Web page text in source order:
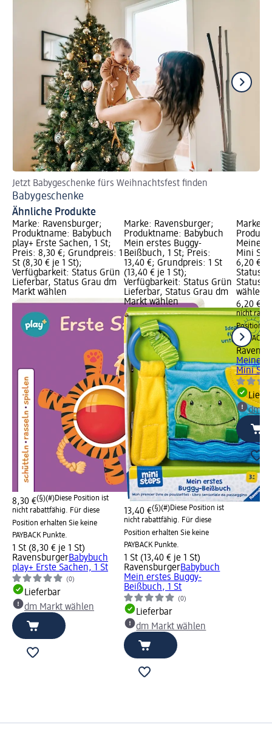
Jetzt Babygeschenke fürs Weihnachtsfest finden
Babygeschenke
Ähnliche Produkte
Marke: Ravensburger;
Produktname: Babybuch
play+ Erste Sachen, 1 St;
Preis: 8,30 €; Grundpreis: 1
St (8,30 € je 1 St);
Verfügbarkeit: Status Grün
Lieferbar, Status Grau dm
Markt wählen
8,30 €(§)(#)Diese Position ist
nicht rabattfähig. Für diese
Position erhalten Sie keine
PAYBACK Punkte.
1 St (8,30 € je 1 St)
RavensburgerBabybuch
play+ Erste Sachen, 1 St
(0)
Lieferbar
dm Markt wählen
Marke: Ravensburger;
Produktname: Babybuch
Mein erstes Buggy-
Beißbuch, 1 St; Preis:
13,40 €; Grundpreis: 1 St
(13,40 € je 1 St);
Verfügbarkeit: Status Grün
Lieferbar, Status Grau dm
Markt wählen
13,40 €(§)(#)Diese Position ist
nicht rabattfähig. Für diese
Position erhalten Sie keine
PAYBACK Punkte.
1 St (13,40 € je 1 St)
RavensburgerBabybuch
Mein erstes Buggy-
Beißbuch, 1 St
(0)
Lieferbar
dm Markt wählen
Marke:
Meine
Mini
6,20 €;
Status
Status
wählen
6,20 €
nicht
Position
PAYBACK
Meine
Mini
dm